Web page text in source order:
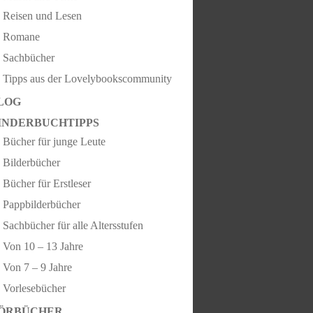
Reisen und Lesen
Romane
Sachbücher
Tipps aus der Lovelybookscommunity
Bücher für junge Leute
Bilderbücher
Bücher für Erstleser
Pappbilderbücher
Sachbücher für alle Altersstufen
Von 10 – 13 Jahre
Von 7 – 9 Jahre
Vorlesebücher